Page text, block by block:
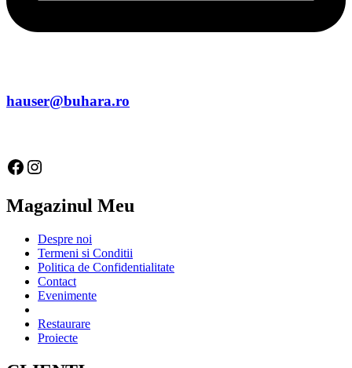
hauser@buhara.ro
Facebook
Instagram
Magazinul Meu
Despre noi
Termeni si Conditii
Politica de Confidentialitate
Contact
Evenimente
Restaurare
Proiecte